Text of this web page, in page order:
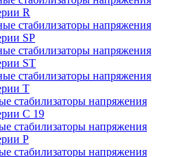
R
стабилизаторы напряжения
SP
стабилизаторы напряжения
ST
стабилизаторы напряжения
T
стабилизаторы напряжения
C 19
стабилизаторы напряжения
P
стабилизаторы напряжения